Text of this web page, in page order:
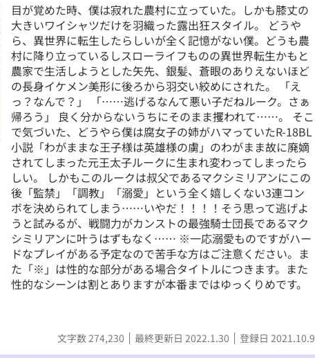
目が覚めた時、僕は寂れた農村に立っていた。しかも膝丈の
大きいワイシャツだけを羽織った露出狂スタイル。 どうや
ら、異世界に転生したらしいが全く記憶がない僕。どうも農
村に降り立っているしスローライフものの異世界転生かもと
農家で生活しようとした矢先、銀髪、蒼眼のありえないほど
の長身イケメン美形に後ろから羽交い絞めにされた。 「え
っ？なんで？」 「……逃げるなんて悪い子だねルーク。さぁ
帰ろう」 良く分からないうちにそのまま攫われて……。 そこ
で気づいた、どうやら僕は腐女子の姉がハマっていたR-18BL
小説「わがままな王子様は英雄様の虜」のわがまま故に廃嫡
されてしまった元王太子ルークに生まれ変わってしまったら
しい。 しかもこのルークは叔父であるマクシミリアンにこの
後「監禁」「調教」「溺愛」という全く嬉しくない3連コン
ボを決められてしまう……いやだ！！！！そう思って逃げよ
うと試みるが、戦闘力がカンストの最強騎士団長であるマク
シミリアンに叶うはずもなく…… ※一応溺愛ものですがハー
ドなプレイがある予定なので苦手な方はご注意ください。ま
た「※」は性的な部分がある場合タイトルにつきます。また
性的なシーンは割とありますが本番まではゆっくりめです。
文字数 274,230 最終更新日 2022.1.30 登録日 2021.10.9